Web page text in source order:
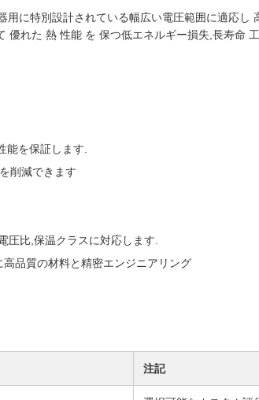
に特別設計されている幅広い電圧範囲に適応し
れた 熱 性能 を 保つ低エネルギー損失,長寿命
能を保証します.
削減できます
圧比,保温クラスに対応します.
品質の材料と精密エンジニアリング
注記